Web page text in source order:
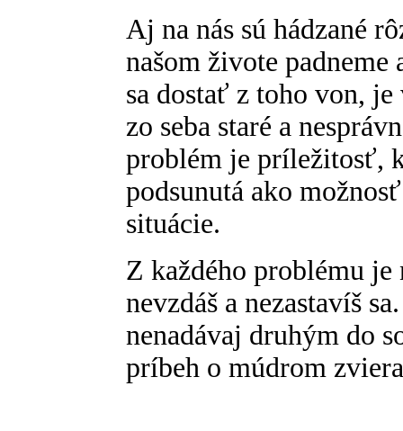
Aj na nás sú hádzané
našom živote padneme
sa dostať z toho von,
zo seba staré a
problém je príležitosť,
podsunutá ako
situácie.
Z každého problému
nevzdáš a nezastavíš
nenadávaj druhým do
príbeh o múdrom